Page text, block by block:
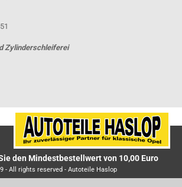
Zylinderschleiferei
den Mindestbestellwert von 10,00 Euro
- All rights reserved - Autoteile Haslop